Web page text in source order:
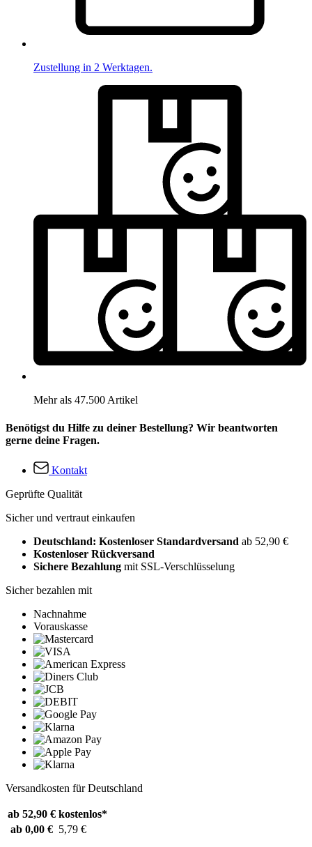
Zustellung in 2 Werktagen.
Mehr als 47.500 Artikel
Benötigst du Hilfe zu deiner Bestellung? Wir beantworten
gerne deine Fragen.
Kontakt
Geprüfte Qualität
Sicher und vertraut einkaufen
Deutschland: Kostenloser Standardversand ab 52,90 €
Kostenloser Rückversand
Sichere Bezahlung mit SSL-Verschlüsselung
Sicher bezahlen mit
Nachnahme
Vorauskasse
Versandkosten für Deutschland
ab 52,90 € kostenlos*
ab 0,00 € 5,79 €